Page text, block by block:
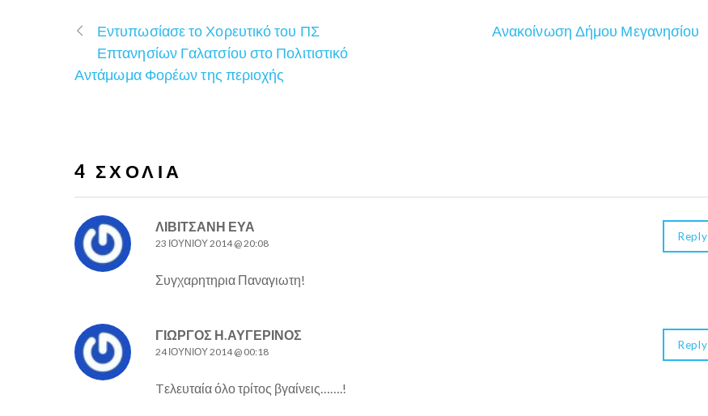
Εντυπωσίασε το Χορευτικό του ΠΣ
Επτανησίων Γαλατσίου στο Πολιτιστικό
Αντάμωμα Φορέων της περιοχής
Ανακοίνωση Δήμου Μεγανησίου
4 ΣΧΌΛΙΑ
ΛΙΒΙΤΣΑΝΗ ΕΥΑ
23 ΙΟΥΝΊΟΥ 2014 @ 20:08
Συγχαρητηρια Παναγιωτη!
Reply
ΓΙΩΡΓΟΣ Η.ΑΥΓΕΡΙΝΟΣ
24 ΙΟΥΝΊΟΥ 2014 @ 00:18
Tελευταία όλο τρίτος βγαίνεις…….!
Reply